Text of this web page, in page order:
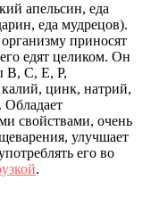
апельсин, еда
еда мудрецов).
приносят
едят целиком. Он
В, C, E, P,
цинк, натрий,
Обладает
свойствами, очень
улучшает
его во
.